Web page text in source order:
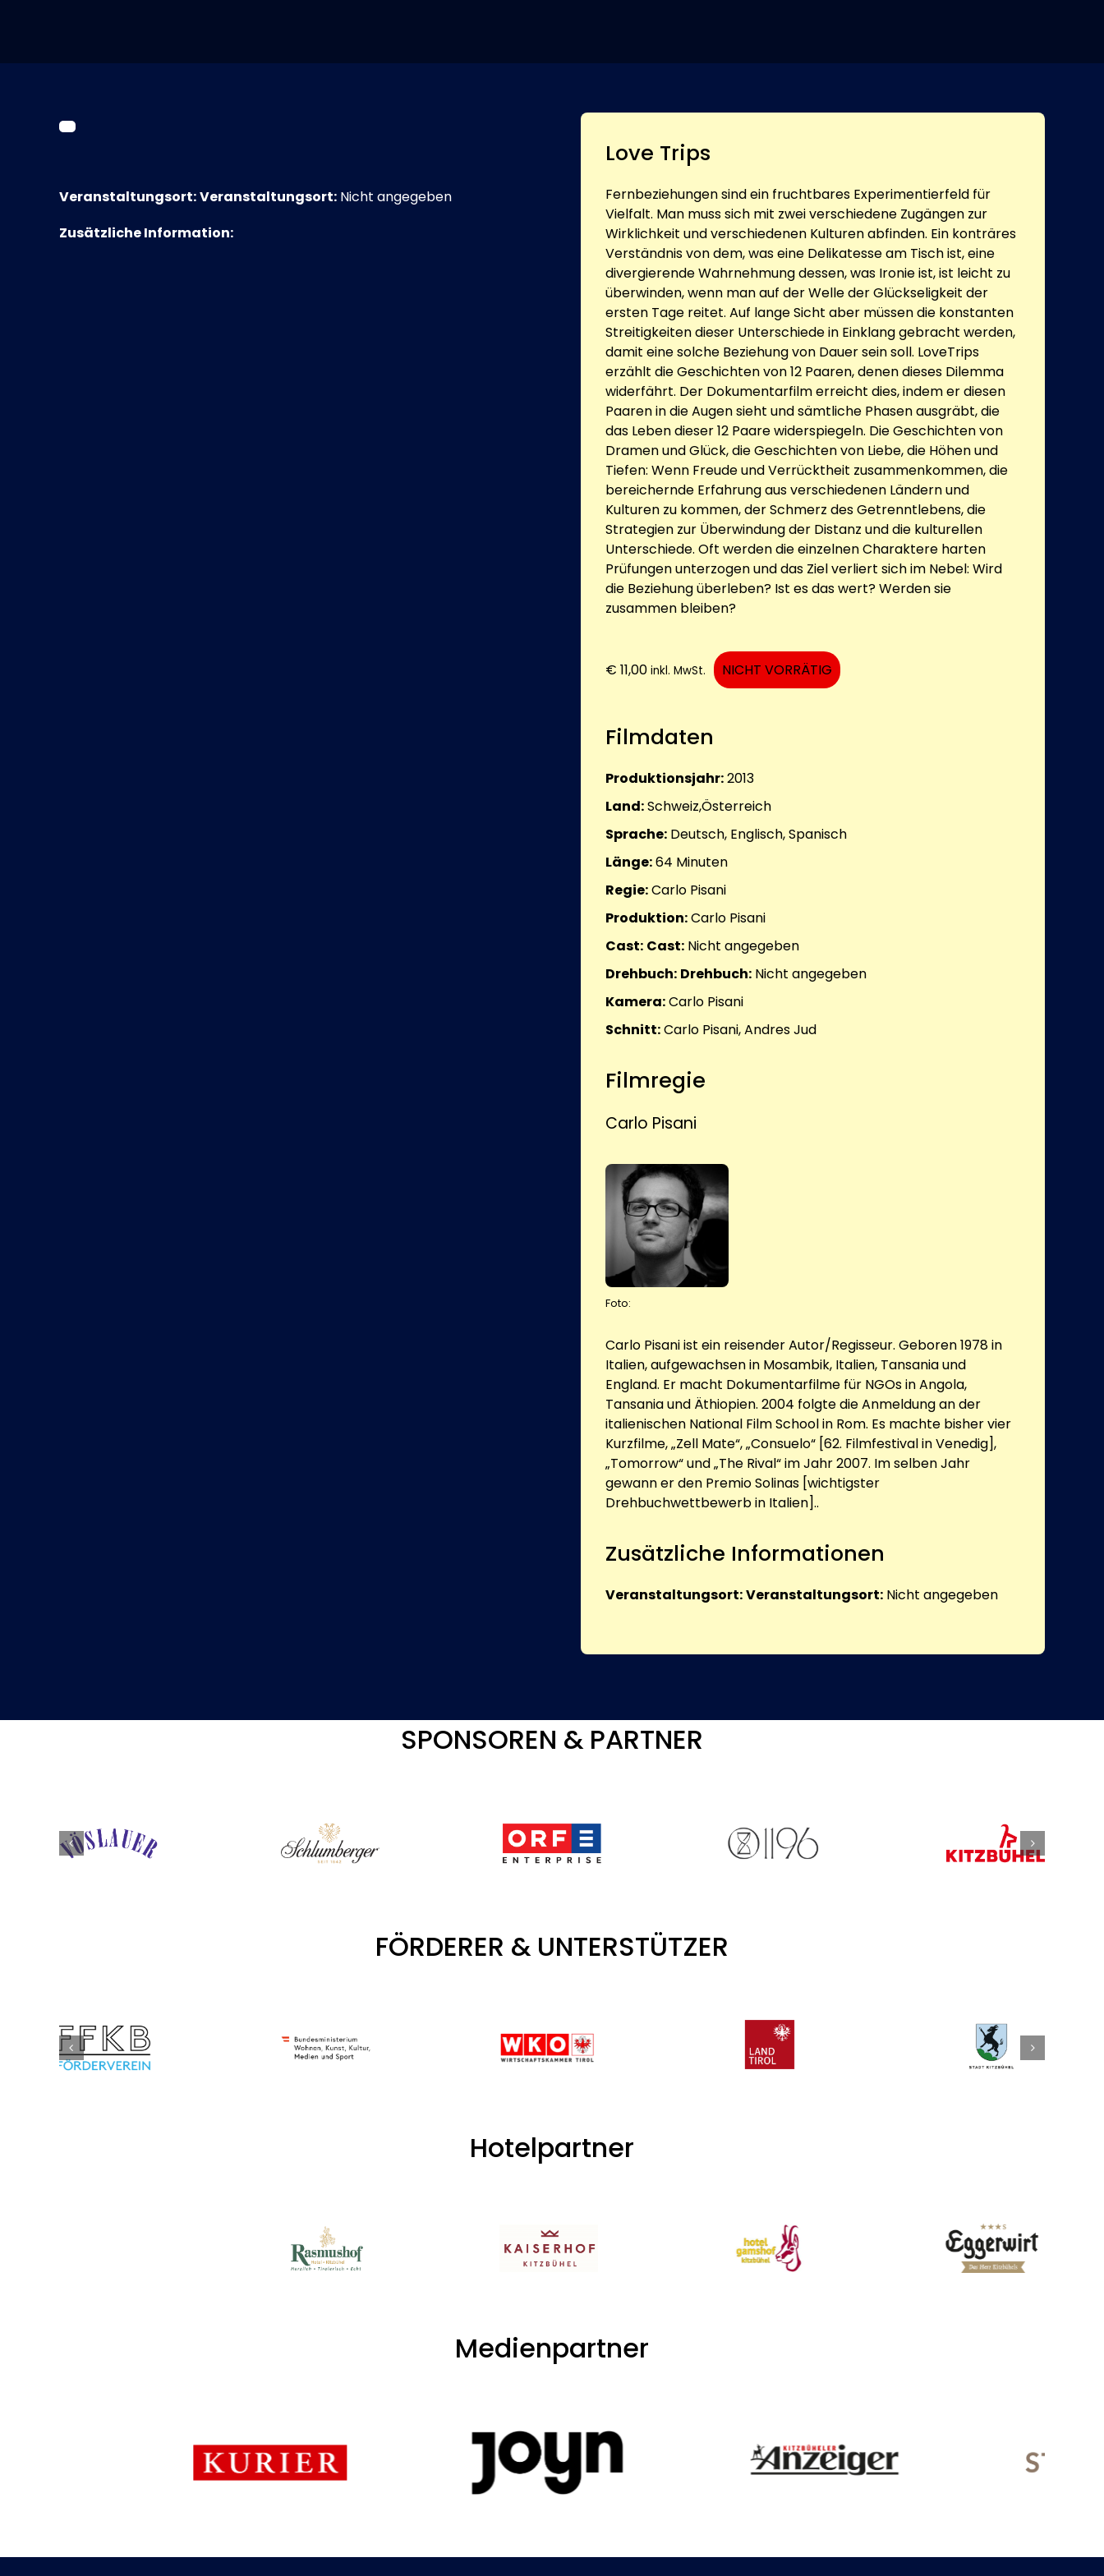
Veranstaltungsort:Veranstaltungsort: Nicht angegeben
Zusätzliche Information:
Love Trips
Fernbeziehungen sind ein fruchtbares Experimentierfeld für
Vielfalt. Man muss sich mit zwei verschiedene Zugängen zur
Wirklichkeit und verschiedenen Kulturen abfinden. Ein konträres
Verständnis von dem, was eine Delikatesse am Tisch ist, eine
divergierende Wahrnehmung dessen, was Ironie ist, ist leicht zu
überwinden, wenn man auf der Welle der Glückseligkeit der
ersten Tage reitet. Auf lange Sicht aber müssen die konstanten
Streitigkeiten dieser Unterschiede in Einklang gebracht werden,
damit eine solche Beziehung von Dauer sein soll. LoveTrips
erzählt die Geschichten von 12 Paaren, denen dieses Dilemma
widerfährt. Der Dokumentarfilm erreicht dies, indem er diesen
Paaren in die Augen sieht und sämtliche Phasen ausgräbt, die
das Leben dieser 12 Paare widerspiegeln. Die Geschichten von
Dramen und Glück, die Geschichten von Liebe, die Höhen und
Tiefen: Wenn Freude und Verrücktheit zusammenkommen, die
bereichernde Erfahrung aus verschiedenen Ländern und
Kulturen zu kommen, der Schmerz des Getrenntlebens, die
Strategien zur Überwindung der Distanz und die kulturellen
Unterschiede. Oft werden die einzelnen Charaktere harten
Prüfungen unterzogen und das Ziel verliert sich im Nebel: Wird
die Beziehung überleben? Ist es das wert? Werden sie
zusammen bleiben?
€ 11,00 inkl. MwSt. NICHT VORRÄTIG
Filmdaten
Produktionsjahr:2013
Land:Schweiz,Österreich
Sprache: Deutsch, Englisch, Spanisch
Länge:64 Minuten
Regie:Carlo Pisani
Produktion:Carlo Pisani
Cast: Cast: Nicht angegeben
Drehbuch: Drehbuch: Nicht angegeben
Kamera:Carlo Pisani
Schnitt:Carlo Pisani, Andres Jud
Filmregie
Carlo Pisani
Foto:
Carlo Pisani ist ein reisender Autor/Regisseur. Geboren 1978 in
Italien, aufgewachsen in Mosambik, Italien, Tansania und
England. Er macht Dokumentarfilme für NGOs in Angola,
Tansania und Äthiopien. 2004 folgte die Anmeldung an der
italienischen National Film School in Rom. Es machte bisher vier
Kurzfilme, „Zell Mate“, „Consuelo“ [62. Filmfestival in Venedig],
„Tomorrow“ und „The Rival“ im Jahr 2007. Im selben Jahr
gewann er den Premio Solinas [wichtigster
Drehbuchwettbewerb in Italien]..
Zusätzliche Informationen
Veranstaltungsort:Veranstaltungsort: Nicht angegeben
SPONSOREN & PARTNER
FÖRDERER & UNTERSTÜTZER
Hotelpartner
Medienpartner